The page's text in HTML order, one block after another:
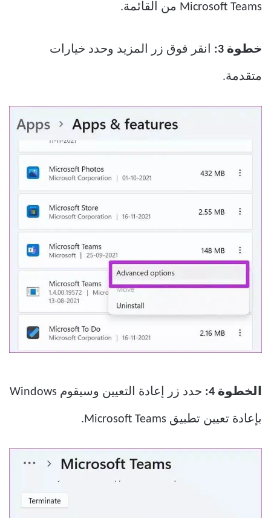
Microsoft Teams من القائمة.
خطوة 3: انقر فوق زر المزيد وحدد خيارات
متقدمة.
الخطوة 4: حدد زر إعادة التعيين وسيقوم Windows
بإعادة تعيين تطبيق Microsoft Teams.